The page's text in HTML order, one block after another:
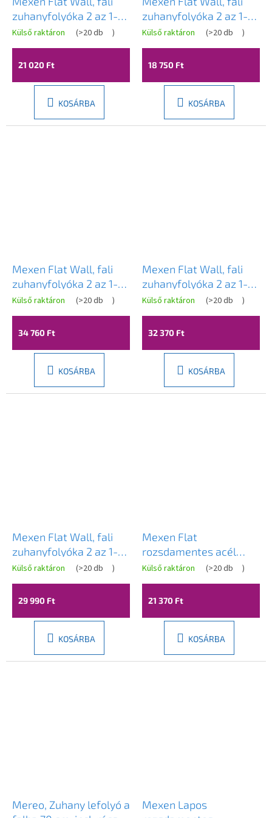
zuhanyfolyóka 2 az 1-
ben, 60 cm, fehér,
1230060
Külső raktáron (>20 db )
21 020 Ft
KOSÁRBA
zuhanyfolyóka 2 az 1-
ben, 50 cm, fehér,
1230050
Külső raktáron (>20 db )
18 750 Ft
KOSÁRBA
Mexen Flat Wall, fali
zuhanyfolyóka 2 az 1-
ben, 120 cm, fehér,
1230120
Külső raktáron (>20 db )
34 760 Ft
KOSÁRBA
Mexen Flat Wall, fali
zuhanyfolyóka 2 az 1-
ben, 110 cm, fehér,
1230110
Külső raktáron (>20 db )
32 370 Ft
KOSÁRBA
Mexen Flat Wall, fali
zuhanyfolyóka 2 az 1-
ben, 100 cm, fehér,
1230100
Külső raktáron (>20 db )
29 990 Ft
KOSÁRBA
Mexen Flat
rozsdamentes acél
zuhanyfolyóka falra
szerelhető 50 cm FALI
mintázattal, fekete,
Külső raktáron (>20 db )
21 370 Ft
KOSÁRBA
Mereo, Zuhany lefolyó a
Mexen Lapos